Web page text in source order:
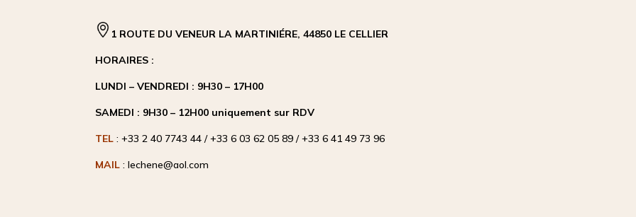
1 ROUTE DU VENEUR LA MARTINIÉRE, 44850 LE CELLIER
HORAIRES :
LUNDI – VENDREDI : 9H30 – 17H00
SAMEDI : 9H30 – 12H00 uniquement sur RDV
TEL : +33 2 40 7743 44 / +33 6 03 62 05 89 / +33 6 41 49 73 96
MAIL : lechene@aol.com